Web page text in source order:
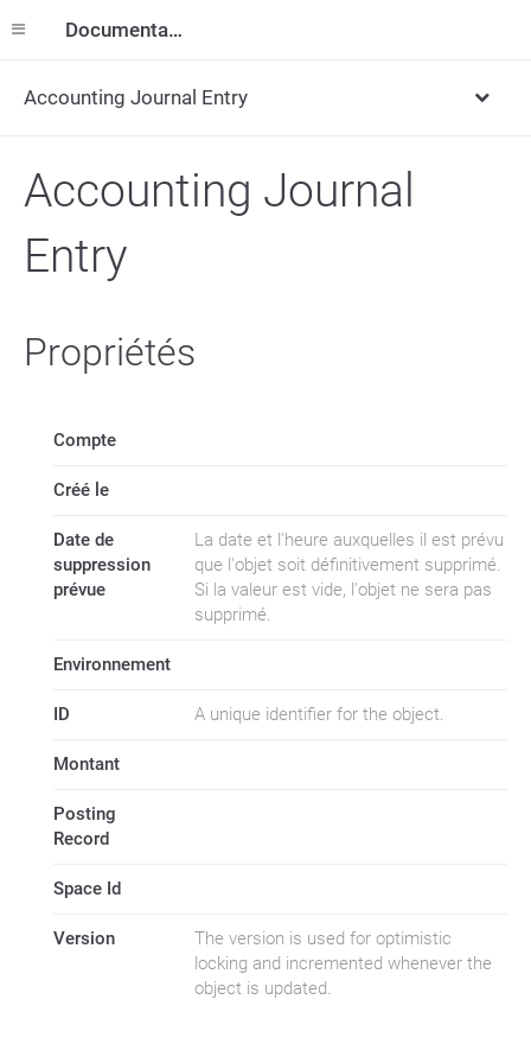
Documentation
Accounting Journal Entry
Accounting Journal
Entry
Propriétés
Compte
Créé le
Date de
suppression
prévue
La date et l'heure auxquelles il est prévu
que l'objet soit définitivement supprimé.
Si la valeur est vide, l'objet ne sera pas
supprimé.
Environnement
ID A unique identifier for the object.
Montant
Posting
Record
Space Id
Version
The version is used for optimistic
locking and incremented whenever the
object is updated.